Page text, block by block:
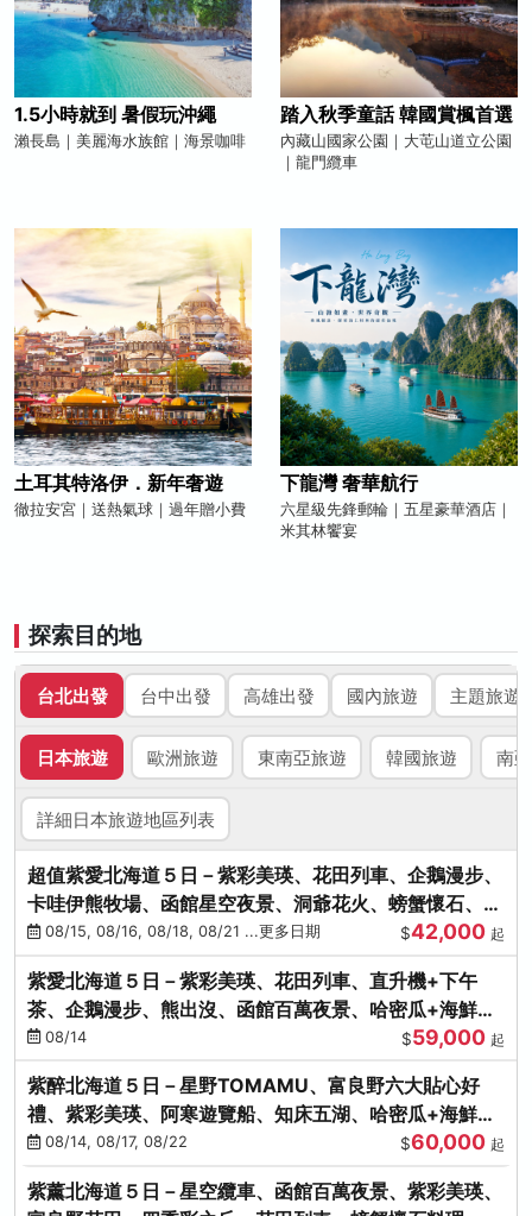
1.5小時就到 暑假玩沖繩
瀨長島｜美麗海水族館｜海景咖啡
踏入秋季童話 韓國賞楓首選
內藏山國家公園｜大芚山道立公園
｜龍門纜車
土耳其特洛伊．新年奢遊
徹拉安宮｜送熱氣球｜過年贈小費
下龍灣 奢華航行
六星級先鋒郵輪｜五星豪華酒店｜
米其林饗宴
探索目的地
台北出發 台中出發 高雄出發 國內旅遊 主題旅遊
日本旅遊 歐洲旅遊 東南亞旅遊 韓國旅遊 南
詳細日本旅遊地區列表
超值紫愛北海道５日－紫彩美瑛、花田列車、企鵝漫步、
卡哇伊熊牧場、函館星空夜景、洞爺花火、螃蟹懷石、啤
酒暢飲
08/15, 08/16, 08/18, 08/21 ...更多日期 $42,000 起
紫愛北海道５日－紫彩美瑛、花田列車、直升機+下午
茶、企鵝漫步、熊出沒、函館百萬夜景、哈密瓜+海鮮和
牛八大螃蟹吃到飽
08/14 $59,000 起
紫醉北海道５日－星野TOMAMU、富良野六大貼心好
禮、紫彩美瑛、阿寒遊覽船、知床五湖、哈密瓜+海鮮和
牛螃蟹吃到飽
08/14, 08/17, 08/22 $60,000 起
紫薰北海道５日－星空纜車、函館百萬夜景、紫彩美瑛、